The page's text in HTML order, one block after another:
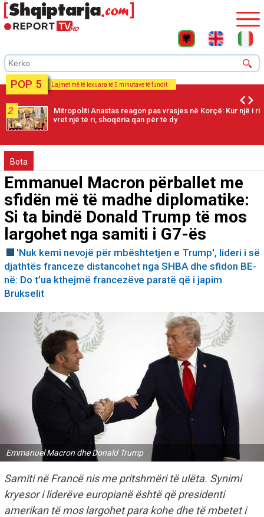
POP 5 Lajmet më të lexuara të 5 minutave të fundit
2
Mitropoliti Anastas reagon pas vrasjes në Korçë: Kur një i ri
vret një të ri, shoqëria qan për të dy
Bota
Emmanuel Macron përballet me
sfidën më të madhe diplomatike:
Si ta bindë Donald Trump të mos
largohet nga samiti i G7-ës
'Nuk kemi nevojë për mbështetjen e Trump', lideri i së
djathtës franceze distancohet nga SHBA dhe sfidon BE-
në: Do t’ua kthejmë francezëve paratë që i japim
Brukselit
Emmanuel Macron dhe Donald Trump
Samiti në Francë nis me pritshmëri të ulëta. Synimi
kryesor i liderëve europianë është që presidenti
amerikan të mos largohet para kohe dhe të mbetet i